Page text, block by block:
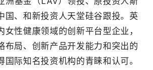
国、和新投资人天堂硅谷跟投。英
女性健康领域的创新平台型企业，
布局、创新产品开发能力和突出的
国际知名投资机构的青睐和认可。